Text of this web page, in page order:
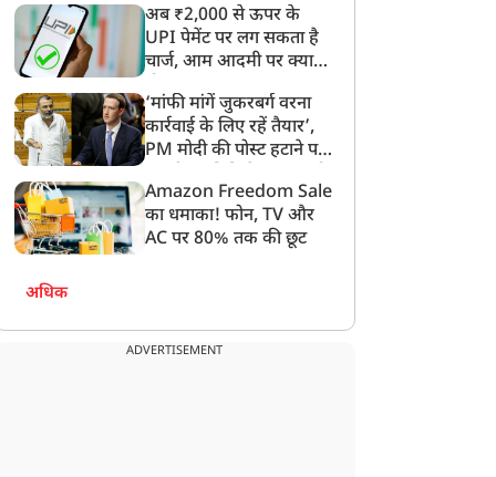
‘देश की लीडरशिप को...’,
जेन-जी प्रोटेस्ट पर ऐसा क्या
बोलीं तनुश्री दत्ता, CJP और
विरोधियों को लगेगी मिर्ची
भूमि पेडनेकर को पड़ा PM
मोदी का पक्ष लेना भारी,
सोशल मीडिया पर जमकर हुईं
अब ₹2,000 से ऊपर के
UPI पेमेंट पर लग सकता है
चार्ज, आम आदमी पर क्या
‘मांफी मांगें जुकरबर्ग वरना
कार्रवाई के लिए रहें तैयार’,
PM मोदी की पोस्ट हटाने पर
लगाई फटकार
Amazon Freedom Sale
का धमाका! फोन, TV और
AC पर 80% तक की छूट
अधिक
ADVERTISEMENT